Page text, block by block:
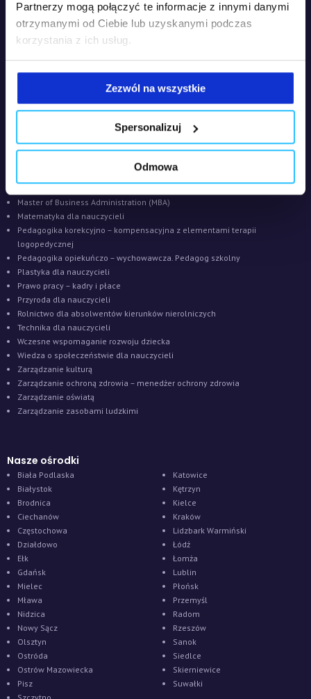
Partnerzy mogą połączyć te informacje z innymi danymi
otrzymanymi od Ciebie lub uzyskanymi podczas
korzystania z ich usług.
Zezwól na wszystkie
Spersonalizuj
Odmowa
(surdopedagogika)
Edukacja i terapia osób niewidomych i słabowidzących
(tyflopedagogika)
Edukacja i terapia osób ze spektrum autyzmu z elementami integracji
sensorycznej
Edukacja zdrowotna
Fizyka z astronomią dla nauczycieli
Geografia dla nauczycieli
Integracja sensoryczna – diagnoza i terapia
Język polski dla nauczycieli
Kwalifikacje nauczycielskie. Przygotowanie pedagogiczne
Master of Business Administration (MBA)
Matematyka dla nauczycieli
Pedagogika korekcyjno – kompensacyjna z elementami terapii
logopedycznej
Pedagogika opiekuńczo – wychowawcza. Pedagog szkolny
Plastyka dla nauczycieli
Prawo pracy – kadry i płace
Przyroda dla nauczycieli
Rolnictwo dla absolwentów kierunków nierolniczych
Technika dla nauczycieli
Wczesne wspomaganie rozwoju dziecka
Wiedza o społeczeństwie dla nauczycieli
Zarządzanie kulturą
Zarządzanie ochroną zdrowia – menedżer ochrony zdrowia
Zarządzanie oświatą
Zarządzanie zasobami ludzkimi
Nasze ośrodki
Biała Podlaska
Białystok
Brodnica
Ciechanów
Częstochowa
Działdowo
Ełk
Gdańsk
Katowice
Kętrzyn
Kielce
Kraków
Lidzbark Warmiński
Łódź
Łomża
Lublin
Mielec
Mława
Nidzica
Nowy Sącz
Olsztyn
Ostróda
Ostrów Mazowiecka
Pisz
Płońsk
Przemyśl
Radom
Rzeszów
Sanok
Siedlce
Skierniewice
Suwałki